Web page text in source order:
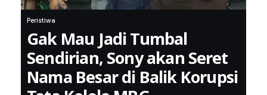
Peristiwa
Gak Mau Jadi Tumbal
Sendirian, Sony akan Seret
Nama Besar di Balik Korupsi